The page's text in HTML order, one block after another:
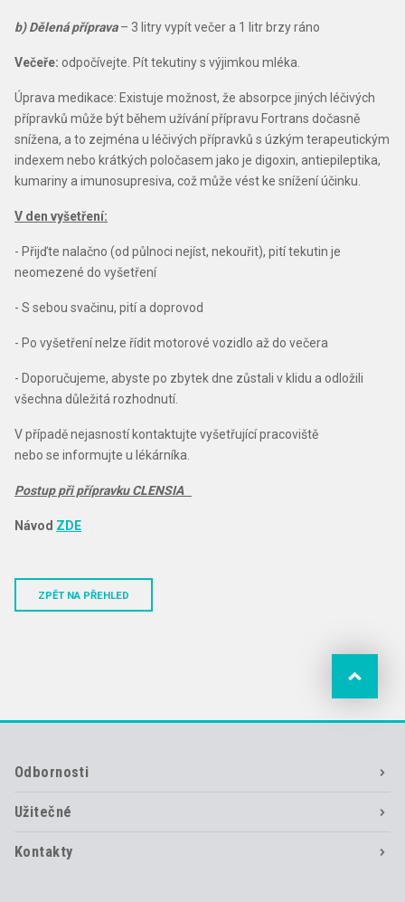
b) Dělená příprava– 3 litry vypít večer a 1 litr brzy ráno
Večeře: odpočívejte. Pít tekutiny s výjimkou mléka.
Úprava medikace: Existuje možnost, že absorpce jiných léčivých
přípravků může být během užívání přípravu Fortrans dočasně
snížena, a to zejména u léčivých přípravků s úzkým terapeutickým
indexem nebo krátkých poločasem jako je digoxin, antiepileptika,
kumariny a imunosupresiva, což může vést ke snížení účinku.
V den vyšetření:
- Přijďte nalačno (od půlnoci nejíst, nekouřit), pití tekutin je
neomezené do vyšetření
- S sebou svačinu, pití a doprovod
- Po vyšetření nelze řídit motorové vozidlo až do večera
- Doporučujeme, abyste po zbytek dne zůstali v klidu a odložili
všechna důležitá rozhodnutí.
V případě nejasností kontaktujte vyšetřující pracoviště
nebo se informujte u lékárníka.
Postup při přípravku CLENSIA
Návod ZDE
ZPĚT NA PŘEHLED
Odbornosti
Užitečné
Kontakty